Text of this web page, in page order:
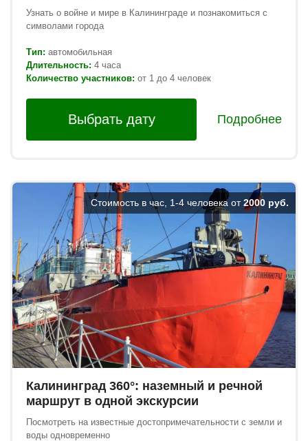
Узнать о войне и мире в Калининграде и познакомиться с
символами города
Тип: автомобильная
Длительность: 4 часа
Количество участников: от 1 до 4 человек
Выбрать дату Подробнее
Калининград 360°: наземный и речной
маршрут в одной экскурсии
Посмотреть на известные достопримечательности с земли и
воды одновременно
Стоимость в час, 1-4 человека от2000 руб.